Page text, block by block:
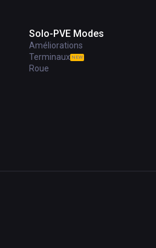
Solo-PVE Modes
Améliorations
Terminaux NEW
Roue